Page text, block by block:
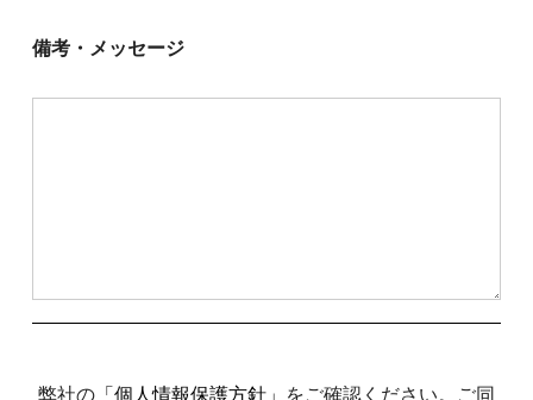
備考・メッセージ
弊社の 「個人情報保護方針」
をご確認ください。ご同